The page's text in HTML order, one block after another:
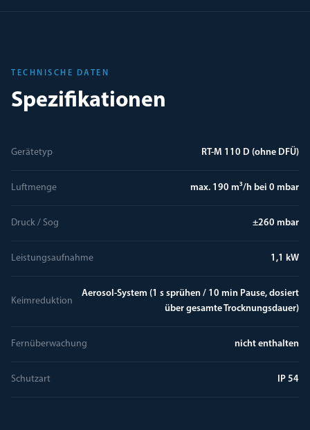
TECHNISCHE DATEN
Spezifikationen
Gerätetyp RT-M 110 D (ohne DFÜ)
Luftmenge max. 190 m³/h bei 0 mbar
Druck / Sog ±260 mbar
Leistungsaufnahme 1,1 kW
Keimreduktion
Aerosol-System (1 s sprühen / 10 min Pause, dosiert
über gesamte Trocknungsdauer)
Fernüberwachung nicht enthalten
Schutzart IP 54